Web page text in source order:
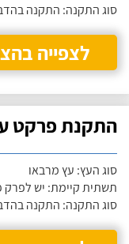
סוג התקנה: התקנה
לצפייה
התקנת פרקט
סוג העץ: עץ מרבאו
תשתית קיימת: יש לפרק
סוג התקנה: התקנה